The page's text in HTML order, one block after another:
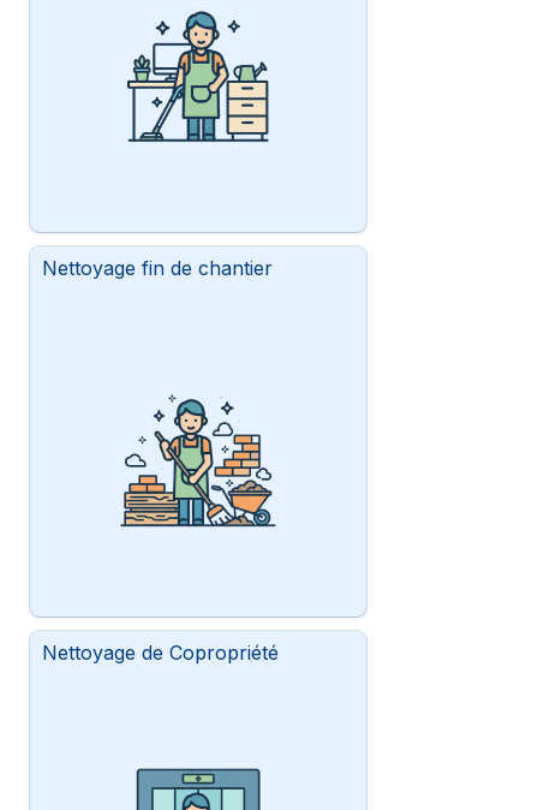
Nettoyage fin de chantier
Nettoyage de Copropriété